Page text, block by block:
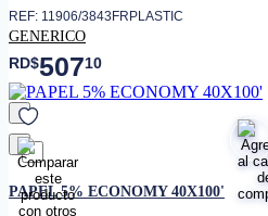
REF: 11906/3843FRPLASTIC
GENERICO
RD$50710
favorito
PAPEL 5% ECONOMY 40X100'